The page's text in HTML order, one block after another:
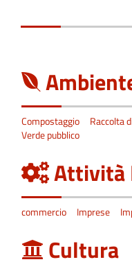
Compostaggio Raccolta
Verde pubblico
Attività
commercio Imprese
Cultura